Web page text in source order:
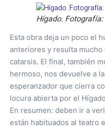
Hígado. Fotografía:
Esta obra deja un poco el
anteriores y resulta
catarsis. El final, también
hermoso, nos devuelve a
esperanzador que cierra
locura abierta por el
En resumen: deben ir a
están habituados al teatro